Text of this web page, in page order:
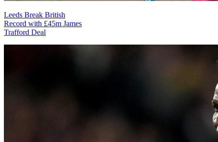
Leeds Break British
Record with £45m James
Trafford Deal